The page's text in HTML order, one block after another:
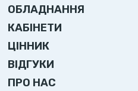
ОБЛАДНАННЯ
КАБІНЕТИ
ЦІННИК
ВІДГУКИ
ПРО НАС